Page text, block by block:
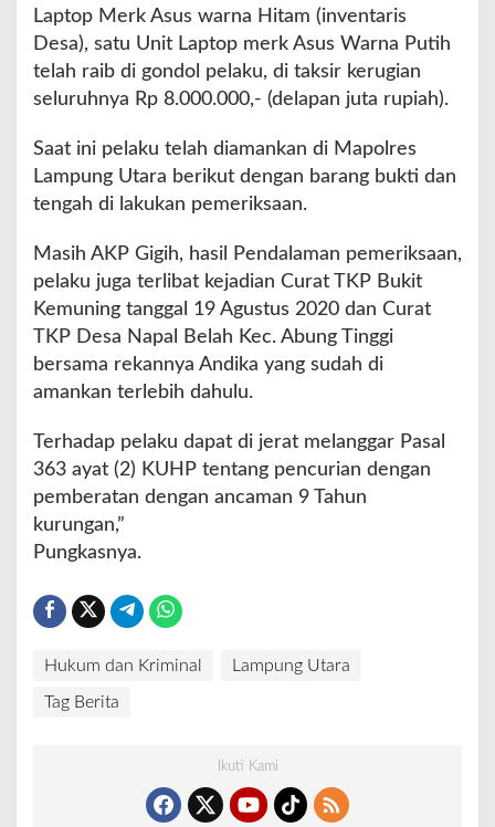
Laptop Merk Asus warna Hitam (inventaris
Desa), satu Unit Laptop merk Asus Warna Putih
telah raib di gondol pelaku, di taksir kerugian
seluruhnya Rp 8.000.000,- (delapan juta rupiah).
Saat ini pelaku telah diamankan di Mapolres
Lampung Utara berikut dengan barang bukti dan
tengah di lakukan pemeriksaan.
Masih AKP Gigih, hasil Pendalaman pemeriksaan,
pelaku juga terlibat kejadian Curat TKP Bukit
Kemuning tanggal 19 Agustus 2020 dan Curat
TKP Desa Napal Belah Kec. Abung Tinggi
bersama rekannya Andika yang sudah di
amankan terlebih dahulu.
Terhadap pelaku dapat di jerat melanggar Pasal
363 ayat (2) KUHP tentang pencurian dengan
pemberatan dengan ancaman 9 Tahun
kurungan,”
Pungkasnya.
Hukum dan Kriminal Lampung Utara
Tag Berita
Ikuti Kami